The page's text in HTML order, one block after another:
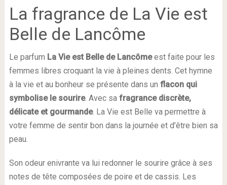
La fragrance de La Vie est
Belle de Lancôme
Le parfum La Vie est Belle de Lancômeest faite pour les
femmes libres croquant la vie à pleines dents. Cet hymne
à la vie et au bonheur se présente dans un flacon qui
symbolise le sourire. Avec sa fragrance discrète,
délicate et gourmande. La Vie est Belle va permettre à
votre femme de sentir bon dans la journée et d’être bien sa
peau.
Son odeur enivrante va lui redonner le sourire grâce à ses
notes de tête composées de poire et de cassis. Les